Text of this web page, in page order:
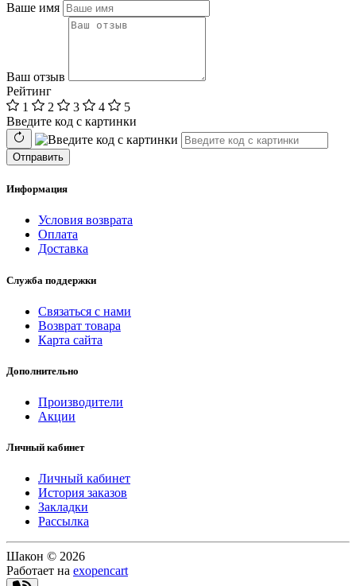
Ваше имя
Ваш отзыв
Рейтинг
1
2 3 4
5
Введите код с картинки
Отправить
Информация
Условия возврата
Оплата
Доставка
Служба поддержки
Связаться с нами
Возврат товара
Карта сайта
Дополнительно
Производители
Акции
Личный кабинет
Личный кабинет
История заказов
Закладки
Рассылка
Шакон © 2026
Работает на exopencart